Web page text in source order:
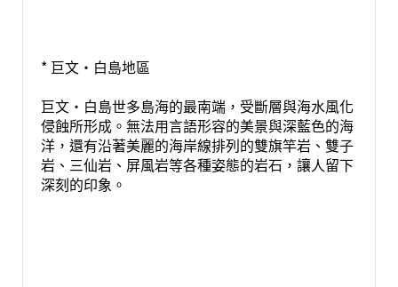
* 巨文·白島地區
巨文·白島世多島海的最南端，受斷層與海水風化
侵蝕所形成。無法用言語形容的美景與深藍色的海
洋，還有沿著美麗的海岸線排列的雙旗竿岩、雙子
岩、三仙岩、屏風岩等各種姿態的岩石，讓人留下
深刻的印象。